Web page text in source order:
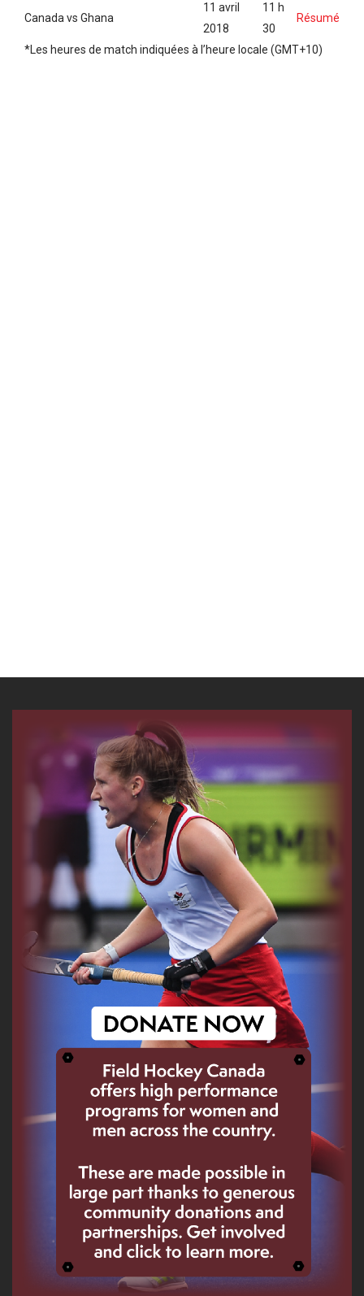
Canada vs Ghana
11 avril
2018
11 h
30
Résumé
*Les heures de match indiquées à l’heure locale (GMT+10)